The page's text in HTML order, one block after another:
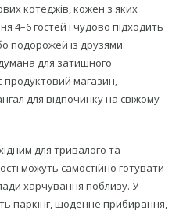
котеджів, кожен з яких
4–6 гостей і чудово підходить
подорожей із друзями.
для затишного
магазин,
для відпочинку на свіжому
для тривалого та
можуть самостійно готувати
харчування поблизу. У
паркінг, щоденне прибирання,